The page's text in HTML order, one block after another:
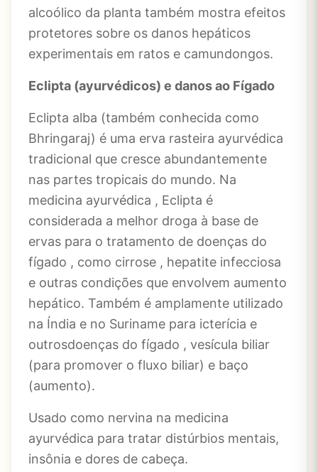
alcoólico da planta também mostra efeitos
protetores sobre os danos hepáticos
experimentais em ratos e camundongos.
Eclipta (ayurvédicos) e danos ao Fígado
Eclipta alba (também conhecida como
Bhringaraj) é uma erva rasteira ayurvédica
tradicional que cresce abundantemente
nas partes tropicais do mundo. Na
medicina ayurvédica , Eclipta é
considerada a melhor droga à base de
ervas para o tratamento de doenças do
fígado , como cirrose , hepatite infecciosa
e outras condições que envolvem aumento
hepático. Também é amplamente utilizado
na Índia e no Suriname para icterícia e
outrosdoenças do fígado , vesícula biliar
(para promover o fluxo biliar) e baço
(aumento).
Usado como nervina na medicina
ayurvédica para tratar distúrbios mentais,
insônia e dores de cabeça.